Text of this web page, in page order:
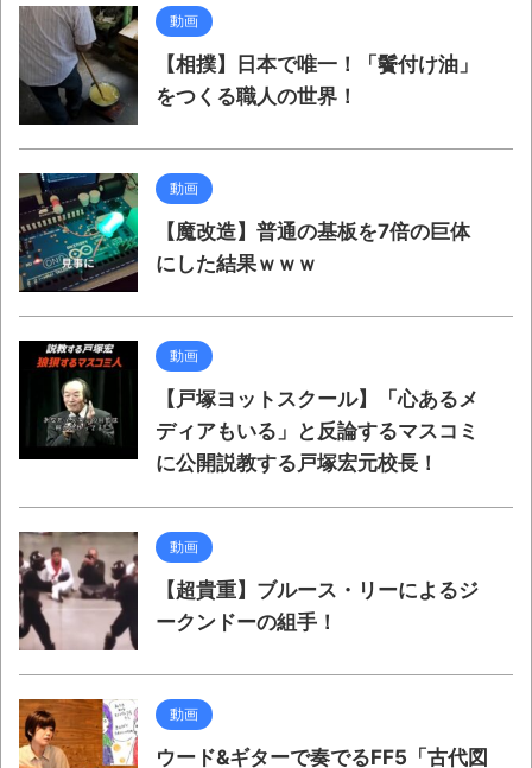
見ていると！悲しくなってしまう猫の画像
の数々！！
Powered by livedoor 相互RSS
動画
【相撲】日本で唯一！「鬢付け油」
をつくる職人の世界！
動画
【魔改造】普通の基板を7倍の巨体
にした結果ｗｗｗ
動画
【戸塚ヨットスクール】「心あるメ
ディアもいる」と反論するマスコミ
に公開説教する戸塚宏元校長！
動画
【超貴重】ブルース・リーによるジ
ークンドーの組手！
動画
ウード&ギターで奏でるFF5「古代図